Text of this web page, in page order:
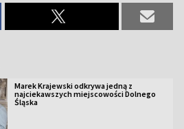
Marek Krajewski odkrywa jedną z
najciekawszych miejscowości Dolnego
Śląska